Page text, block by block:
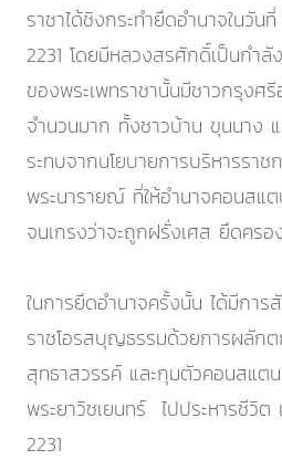
ราชาได้ชิงกระทำยึดอำนาจในวั
2231 โดยมีหลวงสรศักดิ์เป็นกำ
ของพระเพทราชานั้นมีชาวกรุงศ
จำนวนมาก ทั้งชาวบ้าน ขุนนาง
ระทบจากนโยบายการบริหารรา
พระนารายณ์ ที่ให้อำนาจคอนสแ
จนเกรงว่าจะถูกฝรั่งเศส ยึดครอ
ในการยึดอำนาจครั้งนั้น ได้มีการ
ราชโอรสบุญธรรมด้วยการผลักต
สุทธาสวรรค์ และกุมตัวคอนสแต
พระยาวิชเยนทร์ ไปประหารชีวิ
2231